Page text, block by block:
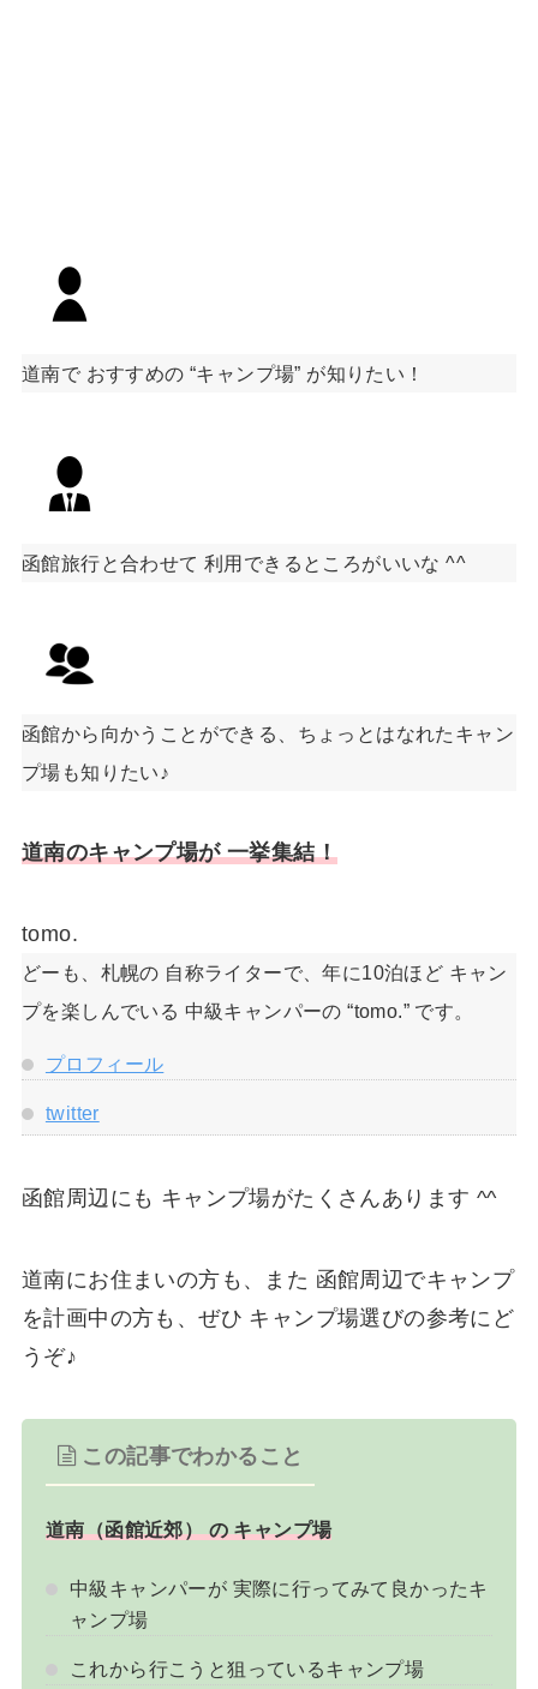
道南で おすすめの “キャンプ場” が知りたい！
函館旅行と合わせて 利用できるところがいいな ^^
函館から向かうことができる、ちょっとはなれたキャン
プ場も知りたい♪
道南のキャンプ場が 一挙集結！
tomo.
どーも、札幌の 自称ライターで、年に10泊ほど キャン
プを楽しんでいる 中級キャンパーの “tomo.” です。
プロフィール
twitter
函館周辺にも キャンプ場がたくさんあります ^^
道南にお住まいの方も、また 函館周辺でキャンプ
を計画中の方も、ぜひ キャンプ場選びの参考にど
うぞ♪
この記事でわかること
道南（函館近郊） の キャンプ場
中級キャンパーが 実際に行ってみて良かったキ
ャンプ場
これから行こうと狙っているキャンプ場